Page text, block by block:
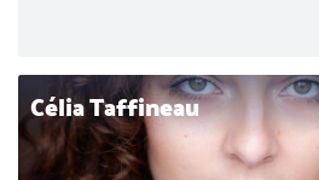
Célia Taffineau